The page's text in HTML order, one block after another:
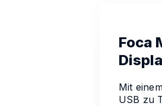
Foca
Mit
USB zu